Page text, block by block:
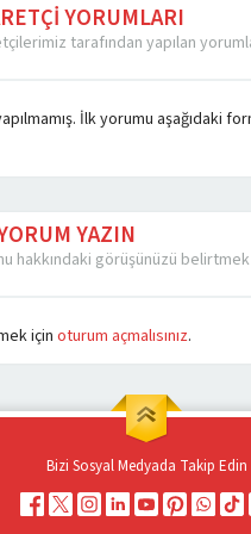
YORUMLARI
tarafından yapılan
İlk yorumu aşağıdaki
YAZIN
hakkındaki görüşünüzü
için oturum açmalısınız.
Bizi Sosyal Medyada Takip Edin
Cevap Yaz